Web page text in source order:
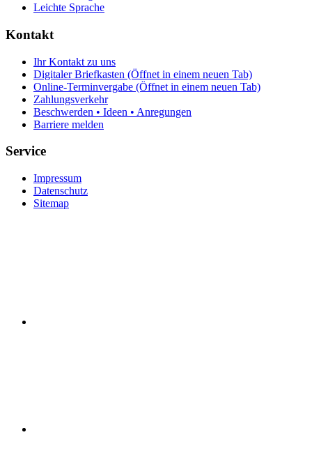
Leichte Sprache
Kontakt
Ihr Kontakt zu uns
Digitaler Briefkasten (Öffnet in einem neuen Tab)
Online-Terminvergabe (Öffnet in einem neuen Tab)
Zahlungsverkehr
Beschwerden • Ideen • Anregungen
Barriere melden
Service
Impressum
Datenschutz
Sitemap